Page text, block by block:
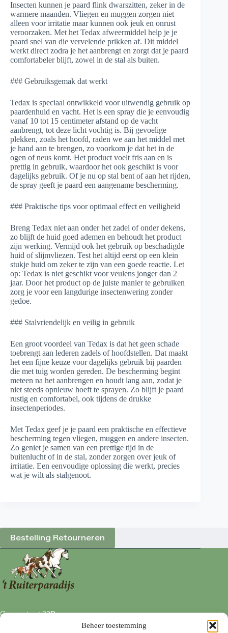
Beheer toestemming
Insecten kunnen je paard flink dwarszitten, zeker in de
warmere maanden. Vliegen en muggen zorgen niet
alleen voor irritatie maar kunnen ook jeuk en onrust
veroorzaken. Met het Tedax afweermiddel help je je
paard snel van die vervelende prikken af. Dit middel
werkt direct zodra je het aanbrengt en zorgt dat je paard
comfortabeler blijft, zowel in de stal als buiten.
### Gebruiksgemak dat werkt
Tedax is speciaal ontwikkeld voor uitwendig gebruik op
paardenhuid en vacht. Het is een spray die je eenvoudig
vanaf 10 tot 15 centimeter afstand op de vacht
aanbrengt, tot deze licht vochtig is. Bij gevoelige
plekken, zoals het hoofd, raden we aan het middel met
je hand aan te brengen, zo voorkom je dat het in de
ogen of neus komt. Het product voelt fris aan en is
prettig in gebruik, waardoor het ook geschikt is voor
dagelijks gebruik. Of je nu op stal bent of aan het rijden,
de spray geeft je paard een aangename bescherming.
### Praktische tips voor optimaal effect en veiligheid
Breng Tedax niet aan onder het zadel of onder dekens,
zo blijft de huid goed ademen en behoudt het product
zijn werking. Vermijd ook het gebruik op beschadigde
huid of slijmvliezen. Test het altijd eerst op een klein
stukje huid om zeker te zijn van een goede reactie. Let
op: Tedax is niet geschikt voor veulens jonger dan 2
jaar. Door het product op de juiste manier te gebruiken
zorg je voor een langdurige insectenwering zonder
gedoe.
### Stalvriendelijk en veilig in gebruik
Een groot voordeel van Tedax is dat het geen schade
toebrengt aan lederen zadels of hoofdstellen. Dat maakt
het een fijne keuze voor dagelijks gebruik bij paarden
die met tuig worden gereden. De bescherming begint
meteen na het aanbrengen en houdt lang aan, zodat je
niet steeds opnieuw hoeft te sprayen. Zo blijft je paard
rustig en comfortabel, ook tijdens de drukke
insectenperiodes.
Met Tedax geef je je paard een praktische en effectieve
bescherming tegen vliegen, muggen en andere insecten.
Zo geniet je samen van een prettige tijd in de
buitenlucht of in de stal, zonder zorgen over jeuk of
irritatie. Een eenvoudige oplossing die werkt, precies
wat je wilt als stalgenoot.
Bestelling Retourneren
Goorsestraat 22B
7496 AD HENGEVELDE